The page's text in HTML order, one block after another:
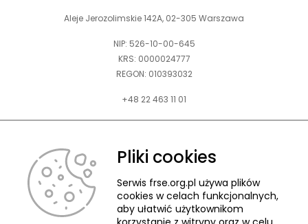
Aleje Jerozolimskie 142A, 02-305 Warszawa
NIP: 526-10-00-645
KRS: 0000024777
REGON: 010393032
+48 22 463 11 01
Zapraszamy do kontaktu telefonicznego w godz. 9-15.
kontakt@frse.org.pl
Pliki cookies
Serwis frse.org.pl używa plików
cookies w celach funkcjonalnych,
aby ułatwić użytkownikom